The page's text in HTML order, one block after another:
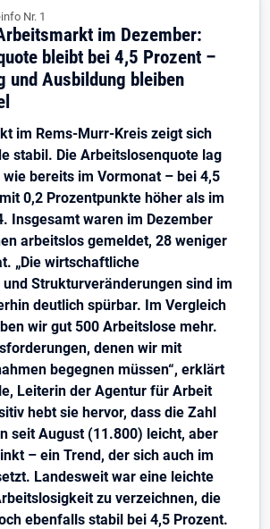
Nr. 1
im Dezember:
bleibt bei 4,5 Prozent –
und Ausbildung bleiben
im Rems-Murr-Kreis zeigt sich
stabil. Die Arbeitslosenquote lag
bereits im Vormonat – bei 4,5
0,2 Prozentpunkte höher als im
Insgesamt waren im Dezember
arbeitslos gemeldet, 28 weniger
„Die wirtschaftliche
Strukturveränderungen sind im
deutlich spürbar. Im Vergleich
wir gut 500 Arbeitslose mehr.
denen wir mit
begegnen müssen“, erklärt
Leiterin der Agentur für Arbeit
hebt sie hervor, dass die Zahl
seit August (11.800) leicht, aber
– ein Trend, der sich auch im
Landesweit war eine leichte
zu verzeichnen, die
ebenfalls stabil bei 4,5 Prozent.